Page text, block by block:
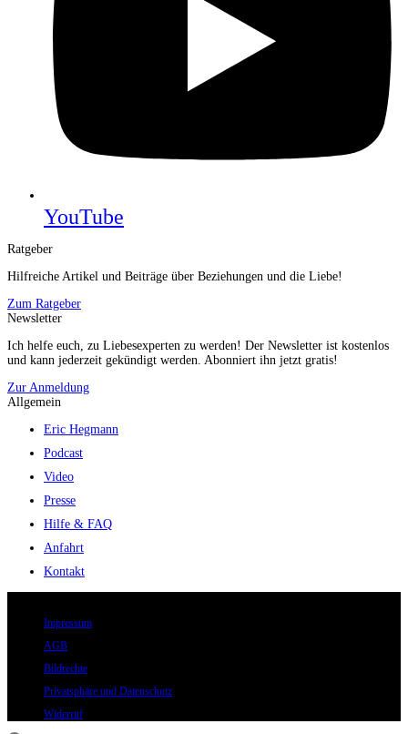
YouTube
Ratgeber
Hilfreiche Artikel und Beiträge über Beziehungen und die Liebe!
Zum Ratgeber
Newsletter
Ich helfe euch, zu Liebesexperten zu werden! Der Newsletter ist kostenlos
und kann jederzeit gekündigt werden. Abonniert ihn jetzt gratis!
Zur Anmeldung
Allgemein
Eric Hegmann
Podcast
Video
Presse
Hilfe & FAQ
Anfahrt
Kontakt
Impressum
AGB
Bildrechte
Privatsphäre und Datenschutz
Widerruf